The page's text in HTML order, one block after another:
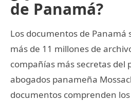
de Panamá?
Los documentos de
más de 11 millones de
compañías más secretas del
abogados panameña
documentos comprenden